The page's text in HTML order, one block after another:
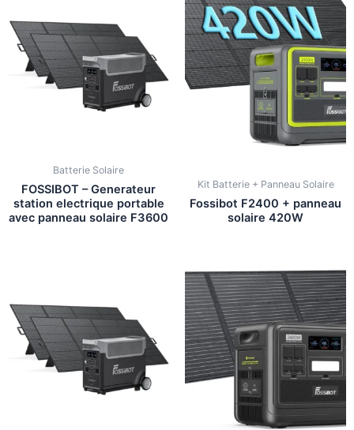
Batterie Solaire
FOSSIBOT – Generateur
station electrique portable
avec panneau solaire F3600
Kit Batterie + Panneau Solaire
Fossibot F2400 + panneau
solaire 420W